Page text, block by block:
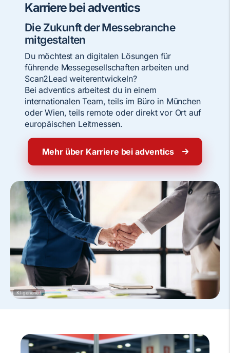
KI-generiert
Karriere bei adventics
Die Zukunft der Messebranche
mitgestalten
Du möchtest an digitalen Lösungen für
führende Messegesellschaften arbeiten und
Scan2Lead weiterentwickeln?
Bei adventics arbeitest du in einem
internationalen Team, teils im Büro in München
oder Wien, teils remote oder direkt vor Ort auf
europäischen Leitmessen.
Mehr über Karriere bei adventics